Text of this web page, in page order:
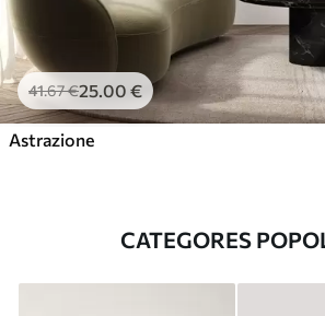
41.67€25.00 €
Astrazione
CATEGORES